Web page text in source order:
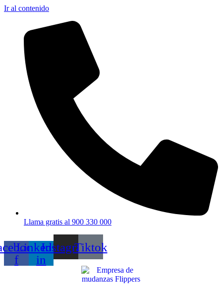
Ir al contenido
Llama gratis al 900 330 000
f
Linkedin-
in
InstagramTiktok